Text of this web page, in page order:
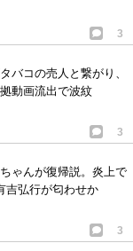
3
バコの売人と繋がり、
動画流出で波紋
3
ゃんが復帰説。炎上で
吉弘行が匂わせか
3